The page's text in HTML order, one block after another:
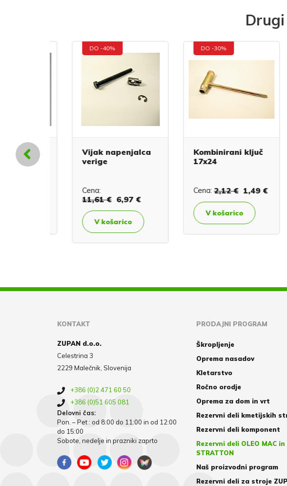
DO -40%
Vijak napenjalca
verige
Cena:
11,61 € 6,97 €
V košarico
DO -30%
Kombinirani ključ
17x24
Cena: 2,12 € 1,49 €
V košarico
KONTAKT
ZUPAN d.o.o.
Celestrina 3
2229 Malečnik, Slovenija
+386 (0)2 471 60 50
+386 (0)51 605 081
Delovni čas:
Pon. – Pet : od 8:00 do 11:00 in od 12:00
do 15:00
Sobote, nedelje in prazniki zaprto
PRODAJNI PROGRAM
Škropljenje
Oprema nasadov
Kletarstvo
Ročno orodje
Oprema za dom in vrt
Rezervni deli kmetijskih
Rezervni deli komponent
Rezervni deli OLEO MAC in
STRATTON
Naš proizvodni program
Rezervni deli za stroje